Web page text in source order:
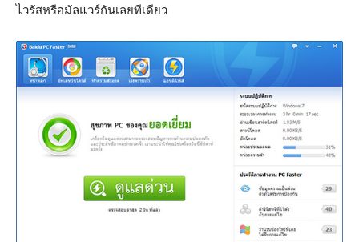
ไวรัสหรือมัลแวร์กันเลยทีเดียว